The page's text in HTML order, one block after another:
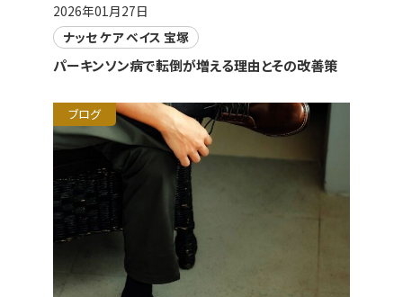
2026年01月27日
ナッセ ケア ベイス 宝塚
パーキンソン病で転倒が増える理由とその改善策
ブログ